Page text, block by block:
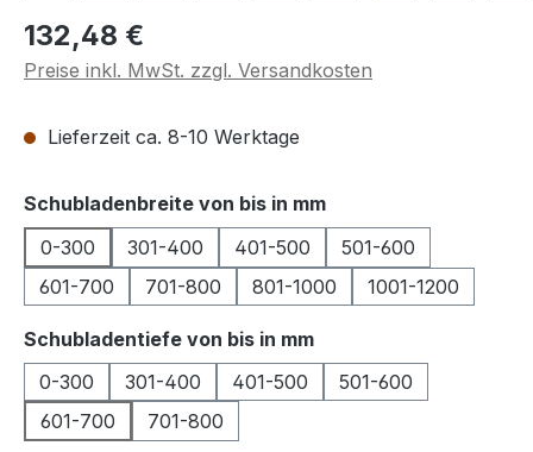
Regulärer Preis:
132,48 €
Preise inkl. MwSt. zzgl. Versandkosten
Lieferzeit ca. 8-10 Werktage
Schubladenbreite von bis in mmauswählen
0-300
301-400 401-500
501-600
601-700
701-800 801-1000 1001-1200
Schubladentiefe von bis in mmauswählen
0-300
301-400 401-500
501-600
601-700
701-800